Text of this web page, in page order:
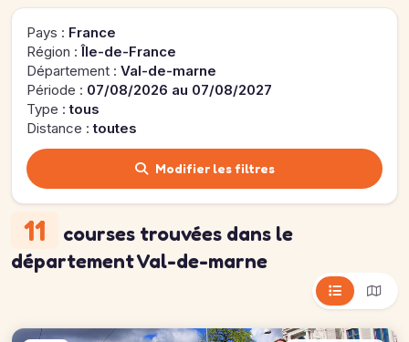
Pays : France
Région :Île-de-France
Département : Val-de-marne
Période : 07/08/2026 au 07/08/2027
Type :tous
Distance :toutes
Modifier les filtres
11 courses trouvées dans le
département Val-de-marne